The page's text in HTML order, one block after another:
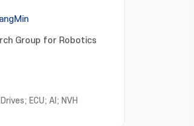
Group for Robotics
ECU; AI; NVH